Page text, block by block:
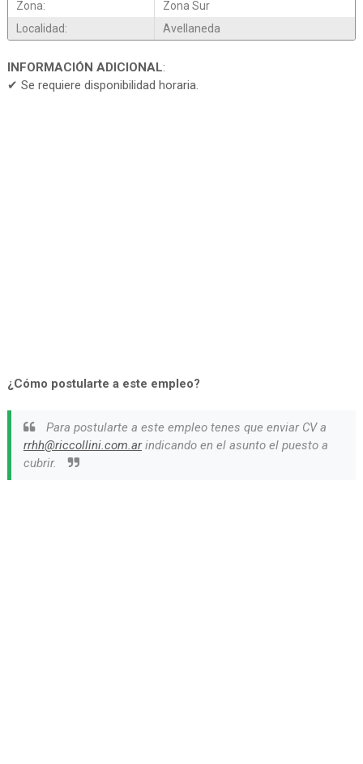
Zona:
Zona Sur
Localidad:
Avellaneda
INFORMACIÓN ADICIONAL:
✔ Se requiere disponibilidad horaria.
¿Cómo postularte a este empleo?
Para postularte a este empleo tenes que enviar CV a
rrhh@riccollini.com.arindicando en el asunto el puesto a
cubrir.